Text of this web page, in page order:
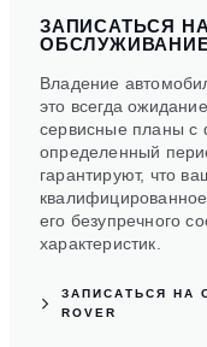
ЗАПИСАТЬСЯ
Владение
это всегда
сервисные планы с
определенный
гарантируют, что
его безупречного
характеристик.
ЗАПИСАТЬСЯ НА
ROVER